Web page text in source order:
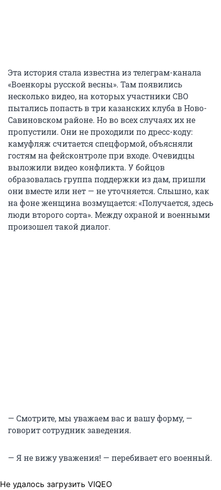
Эта история стала известна из телеграм-канала
«Военкоры русской весны». Там появились
несколько видео, на которых участники СВО
пытались попасть в три казанских клуба в Ново-
Савиновском районе. Но во всех случаях их не
пропустили. Они не проходили по дресс-коду:
камуфляж считается спецформой, объясняли
гостям на фейсконтроле при входе. Очевидцы
выложили видео конфликта. У бойцов
образовалась группа поддержки из дам, пришли
они вместе или нет — не уточняется. Слышно, как
на фоне женщина возмущается: «Получается, здесь
люди второго сорта». Между охраной и военными
произошел такой диалог.
— Смотрите, мы уважаем вас и вашу форму, —
говорит сотрудник заведения.
— Я не вижу уважения! — перебивает его военный.
Не удалось загрузить VIQEO